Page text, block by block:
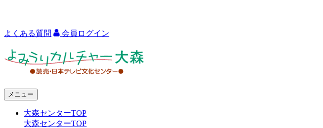
よくある質問 会員ログイン
メニュー
大森センターTOP
大森センターTOP